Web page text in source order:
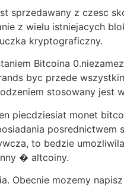
sprzedawany z czesc
z wielu istniejacych
kryptograficzny.
Bitcoina
byc przede
stosowany jest
piecdziesiat monet
to bedzie
� altcoiny.
Obecnie mozemy